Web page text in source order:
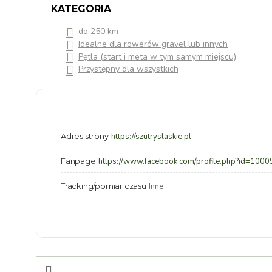
KATEGORIA
do 250 km
Idealne dla rowerów gravel lub innych
Pętla (start i meta w tym samym miejscu)
Przystępny dla wszystkich
Adres strony https://szutryslaskie.pl
Fanpage https://www.facebook.com/
Tracking/pomiar czasu Inne